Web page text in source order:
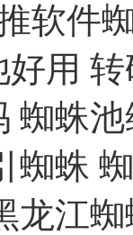
软件
用 转
蜘蛛
蜘蛛
龙江